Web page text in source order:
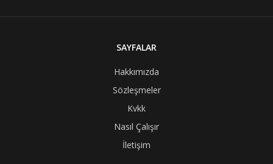
SAYFALAR
Hakkımızda
Sözleşmeler
Kvkk
Nasıl Çalışır
İletişim